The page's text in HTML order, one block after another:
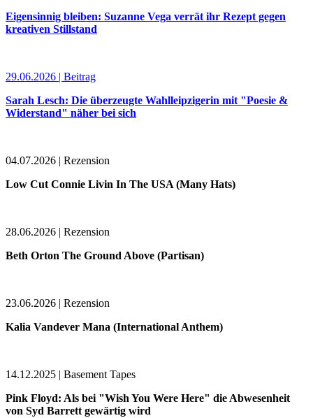
Eigensinnig bleiben: Suzanne Vega verrät ihr Rezept gegen
kreativen Stillstand
29.06.2026 | Beitrag
Sarah Lesch: Die überzeugte Wahlleipzigerin mit "Poesie &
Widerstand" näher bei sich
04.07.2026 | Rezension
Low Cut Connie Livin In The USA (Many Hats)
28.06.2026 | Rezension
Beth Orton The Ground Above (Partisan)
23.06.2026 | Rezension
Kalia Vandever Mana (International Anthem)
14.12.2025 | Basement Tapes
Pink Floyd: Als bei "Wish You Were Here" die Abwesenheit
von Syd Barrett gewärtig wird